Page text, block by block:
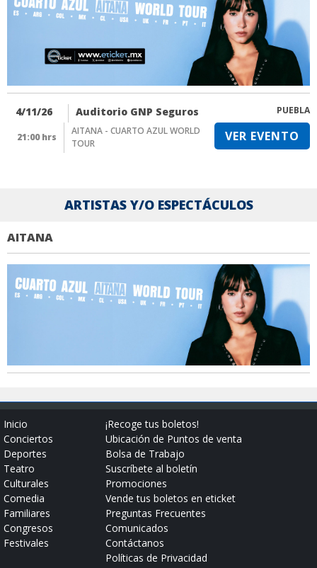
4/11/26 Auditorio GNP Seguros PUEBLA
21:00 hrs
AITANA - CUARTO AZUL WORLD
TOUR
VER EVENTO
ARTISTAS Y/O ESPECTÁCULOS
AITANA
Inicio
Conciertos
Deportes
Teatro
Culturales
Comedia
Familiares
Congresos
Festivales
¡Recoge tus boletos!
Ubicación de Puntos de venta
Bolsa de Trabajo
Suscríbete al boletín
Promociones
Vende tus boletos en eticket
Preguntas Frecuentes
Comunicados
Contáctanos
Políticas de Privacidad